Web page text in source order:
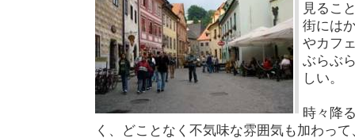
見るこ
街には
やカフ
ぶらぶ
しい。
時々降
く、どことなく不気味な雰囲気も加わっ